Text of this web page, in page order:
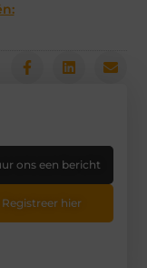
ons een bericht
Registreer hier